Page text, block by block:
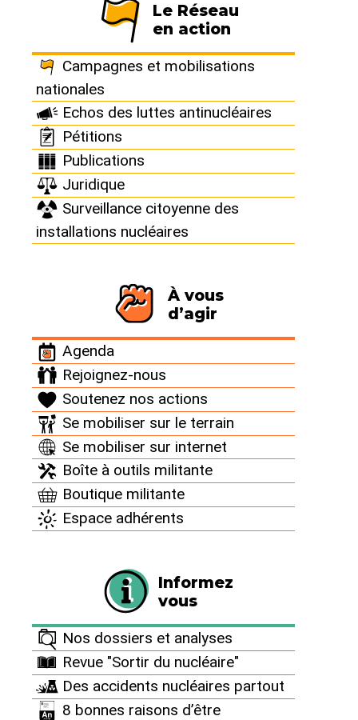
Le Réseau
en action
Campagnes et mobilisations
nationales
Echos des luttes antinucléaires
Pétitions
Publications
Juridique
Surveillance citoyenne des
installations nucléaires
À vous
d’agir
Agenda
Rejoignez-nous
Soutenez nos actions
Se mobiliser sur le terrain
Se mobiliser sur internet
Boîte à outils militante
Boutique militante
Espace adhérents
Informez
vous
Nos dossiers et analyses
Revue "Sortir du nucléaire"
Des accidents nucléaires partout
8 bonnes raisons d’être
France : Bugey :
Erreur lors de la
visite décennale
du réacteur 4
EDF découvre qu’un circuit était
formation des intervenants
16 novembre 2021
Alors que le
temps de
panne
maximum
autorisé est
que le circuit
soude en cas
d’accident
dans le réacteur 4 du Bugey (Rhône-Alpes) était
inopérant depuis 5 mois. Une erreur de montage
a été faite lors de la visite décennale et n’a pas